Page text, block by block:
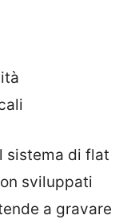
sistema di flat
sviluppati
a gravare